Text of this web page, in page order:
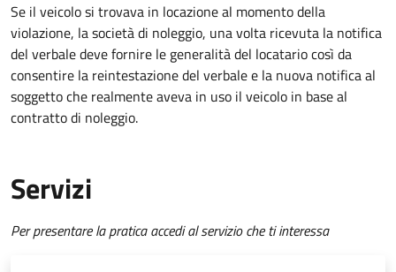
Se il veicolo si trovava in locazione al momento della
violazione, la società di noleggio, una volta ricevuta la notifica
del verbale deve fornire le generalità del locatario così da
consentire la reintestazione del verbale e la nuova notifica al
soggetto che realmente aveva in uso il veicolo in base al
contratto di noleggio.
Servizi
Per presentare la pratica accedi al servizio che ti interessa